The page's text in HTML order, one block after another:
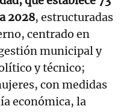
2028, estructuradas
centrado en
municipal y
y técnico;
con medidas
económica, la